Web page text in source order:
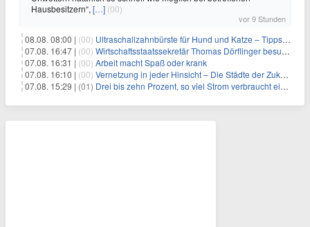
Hausbesitzern“, […] (00)
vor 9 Stunden
08.08. 08:00 | (00) Ultraschallzahnbürste für Hund und Katze – Tipps zur erfolgreichen Eingewöhnung
07.08. 16:47 | (00) Wirtschaftsstaatssekretär Thomas Dörflinger besucht Handwerksbetrieb im Kammerbezirk Freiburg
07.08. 16:31 | (00) Arbeit macht Spaß oder krank
07.08. 16:10 | (00) Vernetzung in jeder Hinsicht – Die Städte der Zukunft sind grün-blau
07.08. 15:29 | (01) Drei bis zehn Prozent, so viel Strom verbraucht ein Aufzug im Gebäude